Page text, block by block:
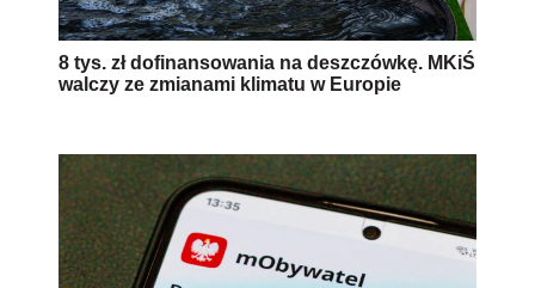
8 tys. zł dofinansowania na deszczówkę. MKiŚ
walczy ze zmianami klimatu w Europie